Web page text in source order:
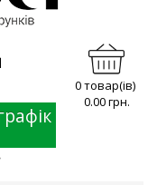
0 товар(ів)
0.00 грн.